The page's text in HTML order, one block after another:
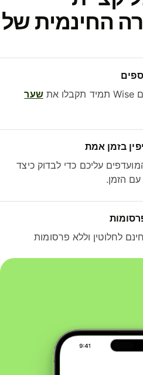
החינמית של
שער
בזמן אמת
עליכם כדי לבדוק כיצד
הזמן.
לחלוטין וללא פרסומות